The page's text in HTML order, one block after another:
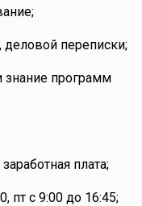
переписки;
программ
плата;
пт с 9:00 до 16:45;